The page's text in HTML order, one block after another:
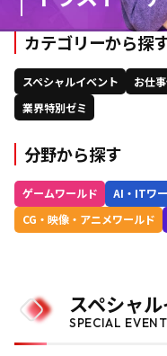
カテゴリーから探
スペシャルイベント お仕
業界特別ゼミ
分野から探す
ゲームワールド AI・ITワ
CG・映像・アニメワールド
スペシャ
SPECIAL